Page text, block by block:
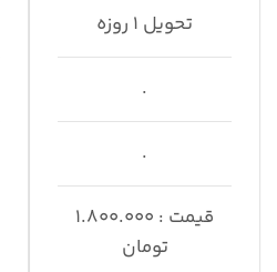
تحویل ۱ روزه
.
.
قیمت : ۱.۸۰۰.۰۰۰
تومان